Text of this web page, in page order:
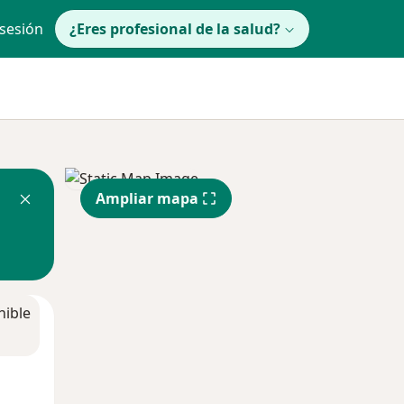
¿Eres profesional de la salud?
Ampliar mapa